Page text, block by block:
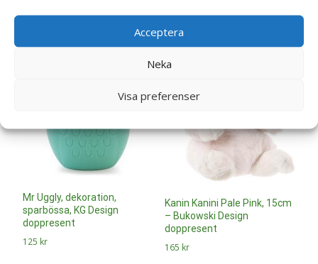
Acceptera
Neka
Visa preferenser
Mr Uggly, dekoration,
sparbössa, KG Design
doppresent
125 kr
Kanin Kanini Pale Pink, 15cm
– Bukowski Design
doppresent
165 kr